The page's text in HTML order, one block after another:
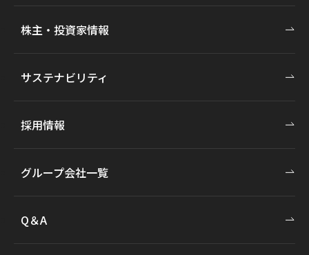
株主・投資家情報
サステナビリティ
採用情報
グループ会社一覧
Q＆A